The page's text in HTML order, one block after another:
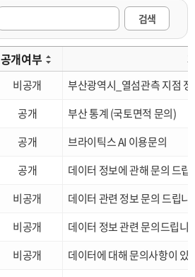
검색
공개여부
비공개
부산광역시_열섬관측 지점
공개
부산 통계 (국토면적 문의)
공개
브라이틱스 AI 이용문의
공개
데이터 정보에 관해 문의 드립
비공개
데이터 관련 정보 문의 드립니
비공개
데이터 정보 관련 문의드립니
비공개
데이터에 대해 문의사항이 있